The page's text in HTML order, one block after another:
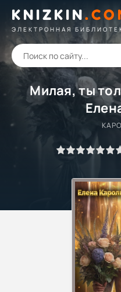
KNIZKIN.
ЭЛЕКТРОННАЯ
Милая, ты